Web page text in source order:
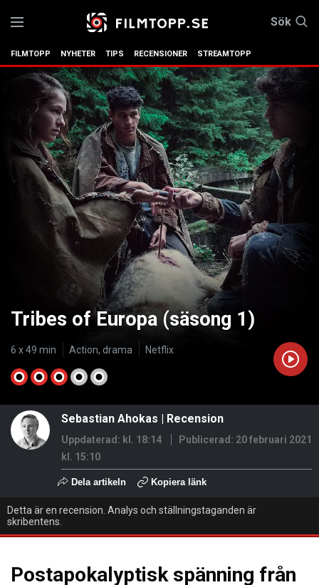
Sök
FILMTOPP NYHETER TIPS RECENSIONER STREAMTOPP
Tribes of Europa (säsong 1)
6 x 49 min Action, drama Netflix
Sebastian Ahokas | Recension
Uppdaterad: kl. 18:14 Publicerad: 20 februari 2021
kl. 15:10
Dela artikeln Kopiera länk
Detta är en recension. Analys och ställningstaganden är
skribentens.
Postapokalyptisk spänning från